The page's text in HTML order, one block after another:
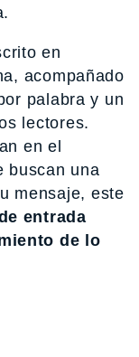
en
acompañado
palabra y un
lectores.
en el
buscan una
mensaje, este
entrada
de lo